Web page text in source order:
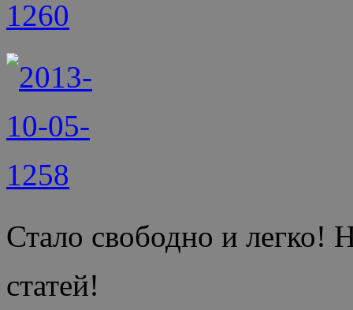
Стало свободно и легко!
статей!